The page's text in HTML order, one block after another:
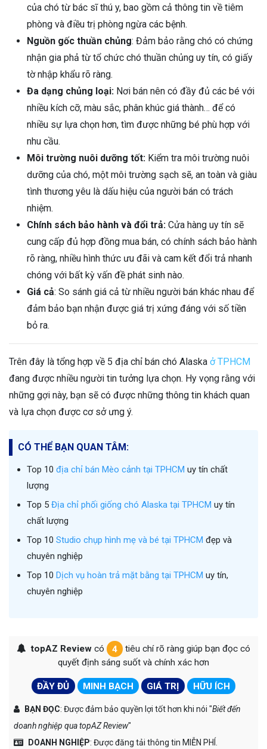
của chó từ bác sĩ thú y, bao gồm cả thông tin về tiêm
phòng và điều trị phòng ngừa các bệnh.
Nguồn gốc thuần chủng: Đảm bảo rằng chó có chứng
nhận gia phả từ tổ chức chó thuần chủng uy tín, có giấy
tờ nhập khẩu rõ ràng.
Đa dạng chủng loại: Nơi bán nên có đầy đủ các bé với
nhiều kích cỡ, màu sắc, phân khúc giá thành… để có
nhiều sự lựa chọn hơn, tìm được những bé phù hợp với
nhu cầu.
Môi trường nuôi dưỡng tốt: Kiểm tra môi trường nuôi
dưỡng của chó, một môi trường sạch sẽ, an toàn và giàu
tình thương yêu là dấu hiệu của người bán có trách
nhiệm.
Chính sách bảo hành và đổi trả: Cửa hàng uy tín sẽ
cung cấp đủ hợp đồng mua bán, có chính sách bảo hành
rõ ràng, nhiều hình thức ưu đãi và cam kết đổi trả nhanh
chóng với bất kỳ vấn đề phát sinh nào.
Giá cả: So sánh giá cả từ nhiều người bán khác nhau để
đảm bảo bạn nhận được giá trị xứng đáng với số tiền
bỏ ra.
Trên đây là tổng hợp về 5 địa chỉ bán chó Alaska ở TPHCM
đang được nhiều người tin tưởng lựa chọn. Hy vọng rằng với
những gợi này, bạn sẽ có được những thông tin khách quan
và lựa chọn được cơ sở ưng ý.
CÓ THỂ BẠN QUAN TÂM:
Top 10 địa chỉ bán Mèo cảnh tại TPHCM uy tín chất
lượng
Top 5 Địa chỉ phối giống chó Alaska tại TPHCM uy tín
chất lượng
Top 10 Studio chụp hình mẹ và bé tại TPHCM đẹp và
chuyên nghiệp
Top 10 Dịch vụ hoàn trả mặt bằng tại TPHCM uy tín,
chuyên nghiệp
topAZ Reviewcó 4
tiêu chí rõ ràng giúp bạn đọc có
quyết định sáng suốt và chính xác hơn
ĐẦY ĐỦ MINH BẠCH GIÁ TRỊ HỮU ÍCH
BẠN ĐỌC: Được đảm bảo quyền lợi tốt hơn khi nói "Biết đến
doanh nghiệp qua topAZ Review"
DOANH NGHIỆP: Được đăng tải thông tin MIỄN PHÍ.